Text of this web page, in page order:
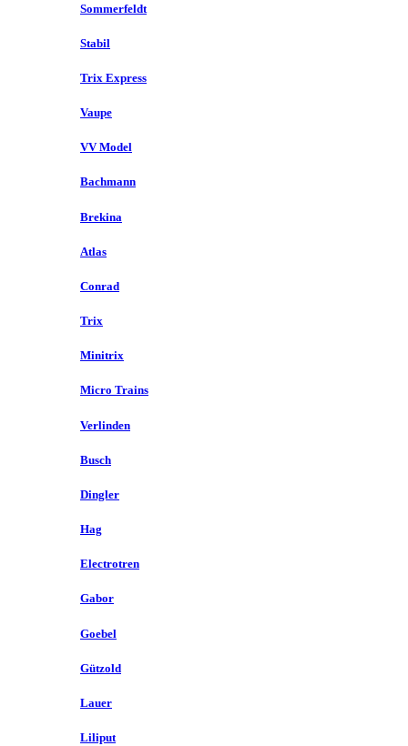
Sommerfeldt
Stabil
Trix Express
Vaupe
VV Model
Bachmann
Brekina
Atlas
Conrad
Trix
Minitrix
Micro Trains
Verlinden
Busch
Dingler
Hag
Electrotren
Gabor
Goebel
Gützold
Lauer
Liliput